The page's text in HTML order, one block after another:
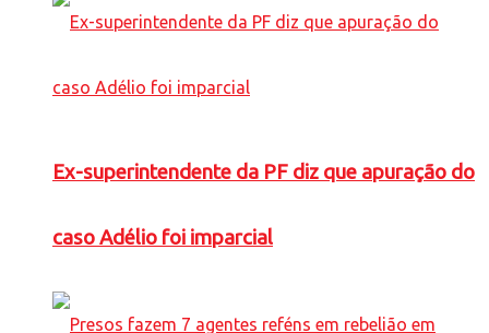
Ex-superintendente da PF diz que apuração do
caso Adélio foi imparcial